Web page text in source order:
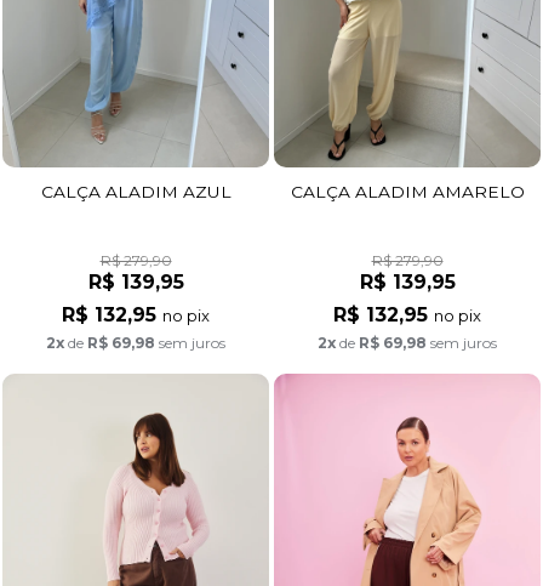
CALÇA ALADIM AZUL
R$ 279,90
R$ 139,95
R$ 132,95 no pix
2x de R$ 69,98 sem juros
CALÇA ALADIM AMARELO
R$ 279,90
R$ 139,95
R$ 132,95 no pix
2x de R$ 69,98 sem juros